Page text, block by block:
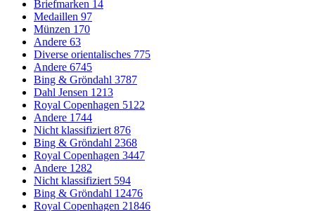
Briefmarken 14
Medaillen 97
Münzen 170
Andere 63
Diverse orientalisches 775
Andere 6745
Bing & Gröndahl 3787
Dahl Jensen 1213
Royal Copenhagen 5122
Andere 1744
Nicht klassifiziert 876
Bing & Gröndahl 2368
Royal Copenhagen 3447
Andere 1282
Nicht klassifiziert 594
Bing & Gröndahl 12476
Royal Copenhagen 21846